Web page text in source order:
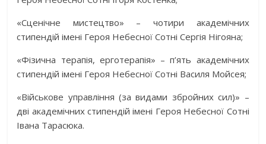
«Сценічне мистецтво» – чотири академічних
стипендій імені Героя Небесної Сотні Сергія Нігояна;
«Фізична терапія, ерготерапія» – п’ять академічних
стипендій імені Героя Небесної Сотні Василя Мойсея;
«Військове управління (за видами збройних сил)» –
дві академічних стипендій імені Героя Небесної Сотні
Івана Тарасюка.